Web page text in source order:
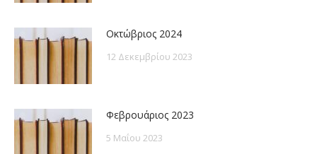
Οκτώβριος 2024
12 Δεκεμβρίου 2023
Φεβρουάριος 2023
5 Μαΐου 2023